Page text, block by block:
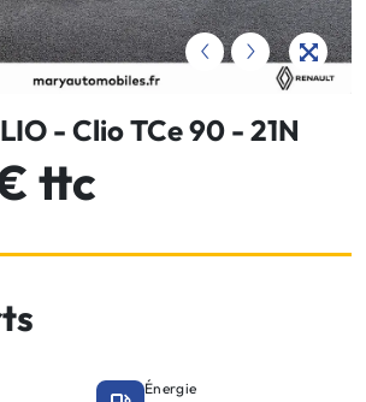
‹ ›
- Clio TCe 90 - 21N
ttc
Énergie